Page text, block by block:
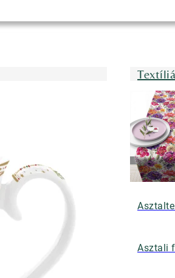
Asztali